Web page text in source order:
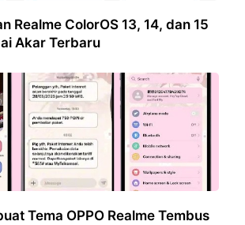
Realme ColorOS 13, 14, dan 15
Akar Terbaru
Tema OPPO Realme Tembus